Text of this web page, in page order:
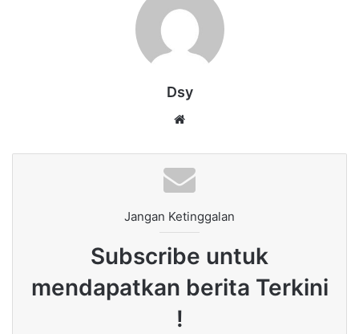
Dsy
Jangan Ketinggalan
Subscribe untuk
mendapatkan berita Terkini
!